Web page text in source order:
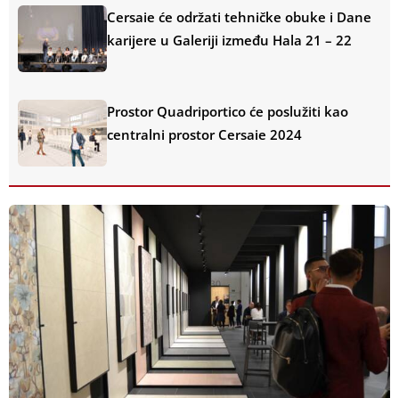
Cersaie će održati tehničke obuke i Dane
karijere u Galeriji između Hala 21 – 22
Prostor Quadriportico će poslužiti kao
centralni prostor Cersaie 2024